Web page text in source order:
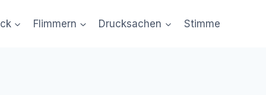
Flimmern Drucksachen Stimme